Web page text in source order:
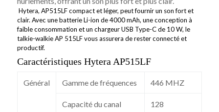
Hytera, AP515LF compact et léger, peut fournir un son fort et
clair. Avec une batterie Li-ion de 4000 mAh, une conception à
faible consommation et un chargeur USB Type-C de 10 W, le
talkie-walkie AP 515LF vous assurera de rester connecté et
productif.
Caractéristiques Hytera AP515LF
Général Gamme de fréquences 446 MHZ
Capacité du canal 128